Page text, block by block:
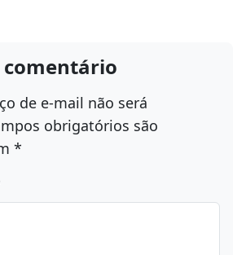
comentário
de e-mail não será
obrigatórios são
*